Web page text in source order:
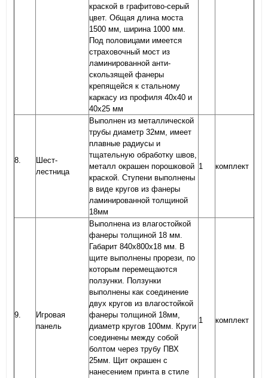
краской в графитово-серый
цвет. Общая длина моста
1500 мм, ширина 1000 мм.
Под половицами имеется
страховочный мост из
ламинированной анти-
скользящей фанеры
крепящейся к стальному
каркасу из профиля 40х40 и
40х25 мм
8.
Шест-
лестница
Выполнен из металлической
трубы диаметр 32мм, имеет
плавные радиусы и
тщательную обработку швов,
металл окрашен порошковой
краской. Ступени выполнены
в виде кругов из фанеры
ламинированной толщиной
18мм
1 комплект
9.
Игровая
панель
Выполнена из влагостойкой
фанеры толщиной 18 мм.
Габарит 840х800х18 мм. В
щите выполнены прорези, по
которым перемещаются
ползунки. Ползунки
выполнены как соединение
двух кругов из влагостойкой
фанеры толщиной 18мм,
диаметр кругов 100мм. Круги
соединены между собой
болтом через трубу ПВХ
25мм. Щит окрашен с
нанесением принта в стиле
1 комплект